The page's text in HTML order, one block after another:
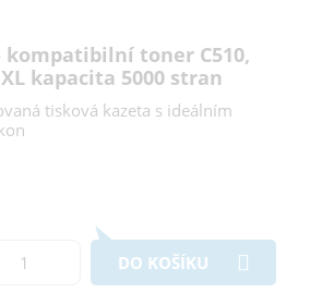
kompatibilní toner C510,
kapacita 5000 stran
tisková kazeta s ideálním
DO KOŠÍKU